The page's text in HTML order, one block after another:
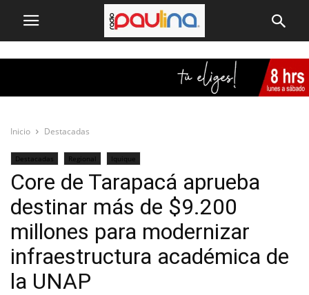
Inicio Destacadas
Destacadas Regional Iquique
Core de Tarapacá aprueba
destinar más de $9.200
millones para modernizar
infraestructura académica de
la UNAP